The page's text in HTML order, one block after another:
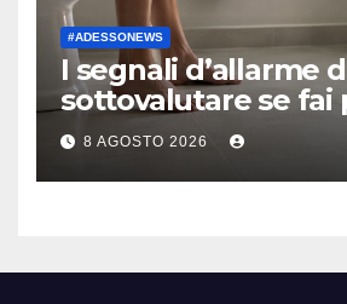
#ADESSONEWS
I segnali d’allarme
sottovalutare se fai
e di colore scuro
8 AGOSTO 2026